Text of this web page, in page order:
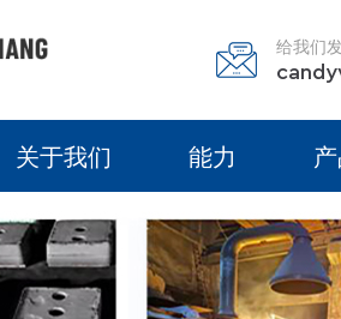
给我们
关于我们 能力